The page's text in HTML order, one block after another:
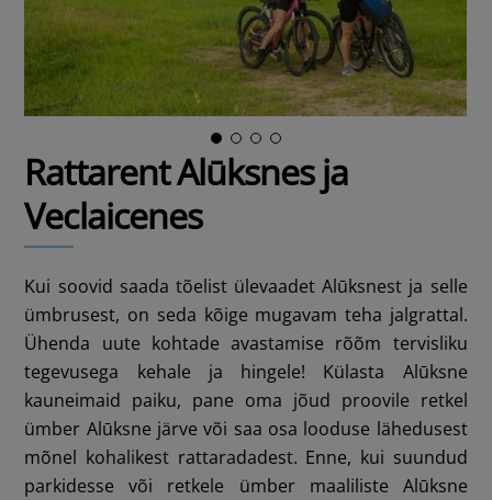
Rattarent Alūksnes ja
Veclaicenes
Kui soovid saada tõelist ülevaadet Alūksnest ja selle
ümbrusest, on seda kõige mugavam teha jalgrattal.
Ühenda uute kohtade avastamise rõõm tervisliku
tegevusega kehale ja hingele! Külasta Alūksne
kauneimaid paiku, pane oma jõud proovile retkel
ümber Alūksne järve või saa osa looduse lähedusest
mõnel kohalikest rattaradadest. Enne, kui suundud
parkidesse või retkele ümber maaliliste Alūksne